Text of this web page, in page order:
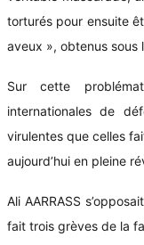
torturés pour ensuite
aveux », obtenus sous
Sur cette
internationales de
virulentes que celles
aujourd’hui en pleine
Ali AARRASS
fait trois grèves de la